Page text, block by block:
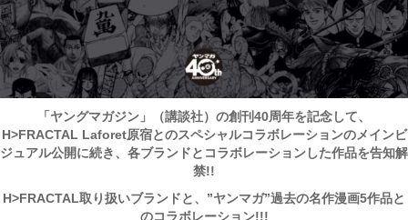
「ヤングマガジン」（講談社）の創刊40周年を記念して、
H>FRACTAL Laforet原宿とのスペシャルコラボレーションのメインビ
ジュアル公開に続き、各ブランドとコラボレーションした作品を告知解
禁!!
H>FRACTAL取り扱いブランドと、”ヤンマガ”過去の名作漫画5作品と
のコラボレーション!!!